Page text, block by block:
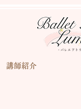
講師紹介